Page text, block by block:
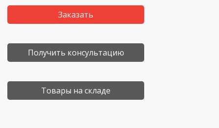
Заказать
Получить консультацию
Товары на складе